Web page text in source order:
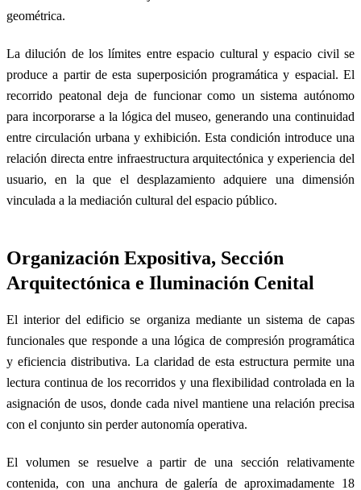
geométrica.
La dilución de los límites entre espacio cultural y espacio civil se
produce a partir de esta superposición programática y espacial. El
recorrido peatonal deja de funcionar como un sistema autónomo
para incorporarse a la lógica del museo, generando una continuidad
entre circulación urbana y exhibición. Esta condición introduce una
relación directa entre infraestructura arquitectónica y experiencia del
usuario, en la que el desplazamiento adquiere una dimensión
vinculada a la mediación cultural del espacio público.
Organización Expositiva, Sección
Arquitectónica e Iluminación Cenital
El interior del edificio se organiza mediante un sistema de capas
funcionales que responde a una lógica de compresión programática
y eficiencia distributiva. La claridad de esta estructura permite una
lectura continua de los recorridos y una flexibilidad controlada en la
asignación de usos, donde cada nivel mantiene una relación precisa
con el conjunto sin perder autonomía operativa.
El volumen se resuelve a partir de una sección relativamente
contenida, con una anchura de galería de aproximadamente 18